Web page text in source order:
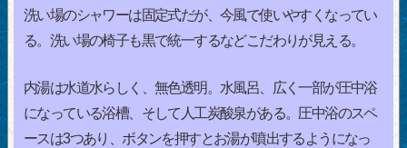
洗い場のシャワーは固定式だが、今風で使いやすくなってい
る。洗い場の椅子も黒で統一するなどこだわりが見える。
内湯は水道水らしく、無色透明。水風呂、広く一部が圧中浴
になっている浴槽、そして人工炭酸泉がある。圧中浴のスペ
ースは3つあり、ボタンを押すとお湯が噴出するようになっ